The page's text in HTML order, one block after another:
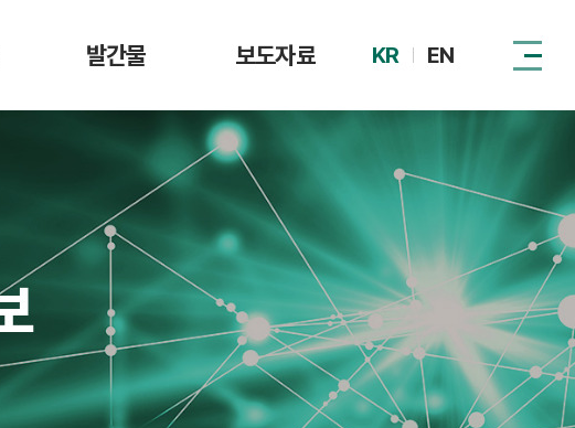
발간물
디지털자산시장 제도
이슈리포트
정책 자료집
보도자료
관계기관
KR EN